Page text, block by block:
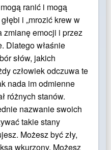
ranić i mogą
i „mrozić krew w
zmianę emocji i przez
Dlatego właśnie
słów, jakich
człowiek odczuwa te
nada im odmienne
różnych stanów.
nazwanie swoich
takie stany
Możesz być zły,
wkurzony. Możesz